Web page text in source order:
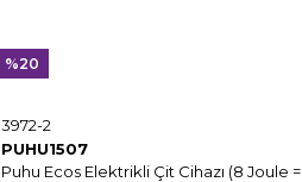
PUHU1507
Puhu Ecos Elektrikli Çit Cihazı (8 Joule =
3972-2
%20